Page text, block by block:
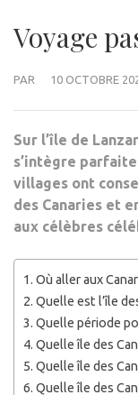
Voyage
PAR 10 OCTOBRE
Sur l’île de
s’intègre
villages ont
des Canaries et
aux célèbres
Où aller aux
Quelle est l’île
Quelle période
Quelle île des
Quelle île des
Quelle île des